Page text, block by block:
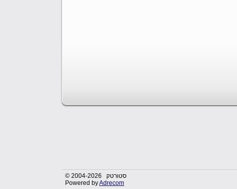
© 2004-2026 סטורטק
Powered byAdrecom